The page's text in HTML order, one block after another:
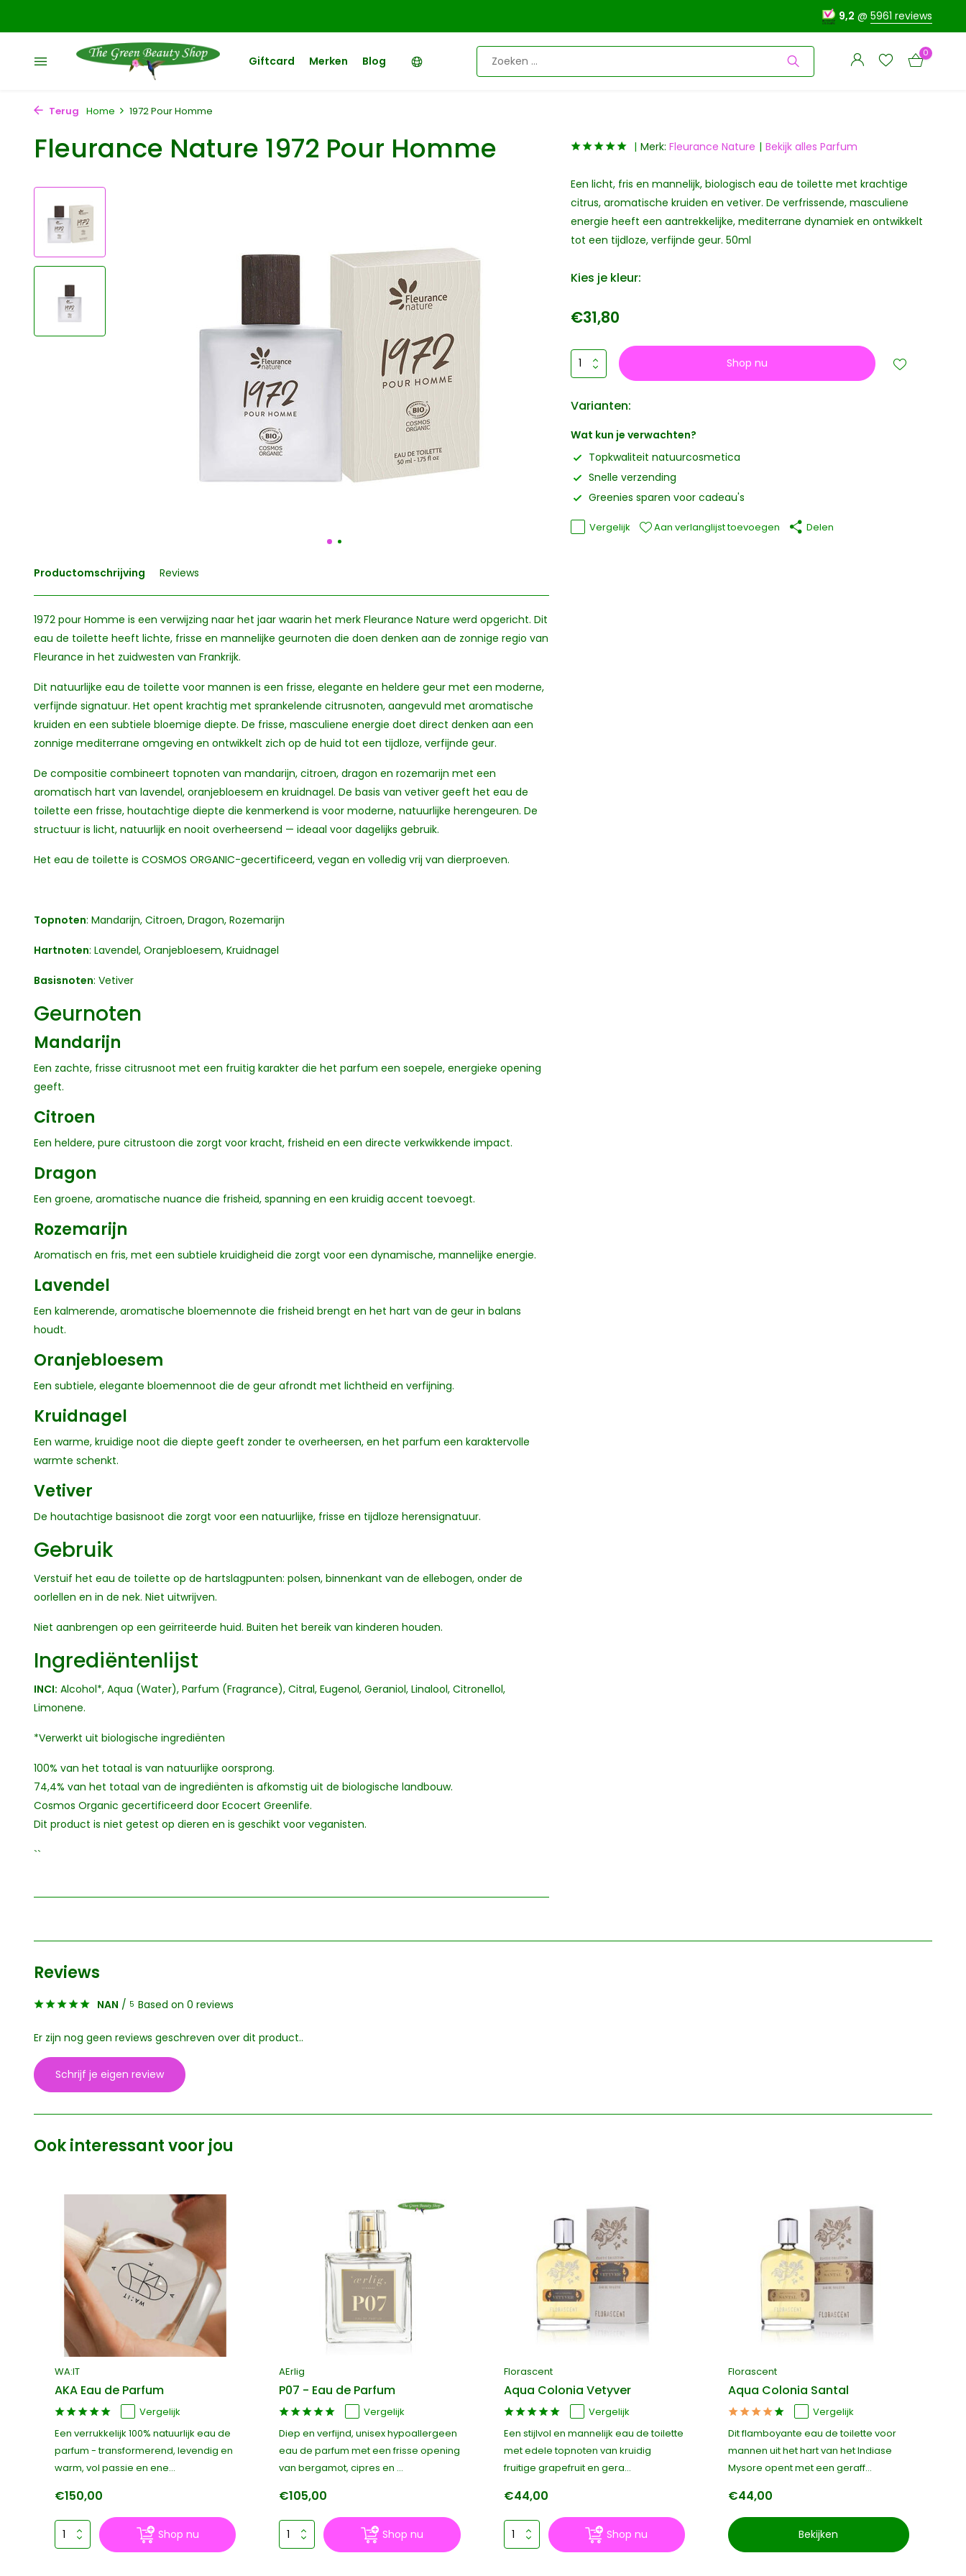
9,2 @ 5961 reviews
Giftcard Merken Blog
Account
aanmaken
Account
aanmaken
0
Terug Home 1972 Pour Homme
Fleurance Nature 1972 Pour Homme
Productomschrijving Reviews
1972 pour Homme is een verwijzing naar het jaar waarin het merk Fleurance Nature werd opgericht. Dit
eau de toilette heeft lichte, frisse en mannelijke geurnoten die doen denken aan de zonnige regio van
Fleurance in het zuidwesten van Frankrijk.
Dit natuurlijke eau de toilette voor mannen is een frisse, elegante en heldere geur met een moderne,
verfijnde signatuur. Het opent krachtig met sprankelende citrusnoten, aangevuld met aromatische
kruiden en een subtiele bloemige diepte. De frisse, masculiene energie doet direct denken aan een
zonnige mediterrane omgeving en ontwikkelt zich op de huid tot een tijdloze, verfijnde geur.
De compositie combineert topnoten van mandarijn, citroen, dragon en rozemarijn met een
aromatisch hart van lavendel, oranjebloesem en kruidnagel. De basis van vetiver geeft het eau de
toilette een frisse, houtachtige diepte die kenmerkend is voor moderne, natuurlijke herengeuren. De
structuur is licht, natuurlijk en nooit overheersend — ideaal voor dagelijks gebruik.
Het eau de toilette is COSMOS ORGANIC-gecertificeerd, vegan en volledig vrij van dierproeven.
Topnoten: Mandarijn, Citroen, Dragon, Rozemarijn
Hartnoten: Lavendel, Oranjebloesem, Kruidnagel
Basisnoten: Vetiver
Geurnoten
Mandarijn
Een zachte, frisse citrusnoot met een fruitig karakter die het parfum een soepele, energieke opening
geeft.
Citroen
Een heldere, pure citrustoon die zorgt voor kracht, frisheid en een directe verkwikkende impact.
Dragon
Een groene, aromatische nuance die frisheid, spanning en een kruidig accent toevoegt.
Rozemarijn
Aromatisch en fris, met een subtiele kruidigheid die zorgt voor een dynamische, mannelijke energie.
Lavendel
Een kalmerende, aromatische bloemennote die frisheid brengt en het hart van de geur in balans
houdt.
Oranjebloesem
Een subtiele, elegante bloemennoot die de geur afrondt met lichtheid en verfijning.
Kruidnagel
Een warme, kruidige noot die diepte geeft zonder te overheersen, en het parfum een karaktervolle
warmte schenkt.
Vetiver
De houtachtige basisnoot die zorgt voor een natuurlijke, frisse en tijdloze herensignatuur.
Gebruik
Verstuif het eau de toilette op de hartslagpunten: polsen, binnenkant van de ellebogen, onder de
oorlellen en in de nek. Niet uitwrijven.
Niet aanbrengen op een geïrriteerde huid. Buiten het bereik van kinderen houden.
Ingrediëntenlijst
INCI: Alcohol*, Aqua (Water), Parfum (Fragrance), Citral, Eugenol, Geraniol, Linalool, Citronellol,
Limonene.
*Verwerkt uit biologische ingrediënten
100% van het totaal is van natuurlijke oorsprong.
74,4% van het totaal van de ingrediënten is afkomstig uit de biologische landbouw.
Cosmos Organic gecertificeerd door Ecocert Greenlife.
Dit product is niet getest op dieren en is geschikt voor veganisten.
``
Merk: Fleurance Nature Bekijk alles Parfum
Een licht, fris en mannelijk, biologisch eau de toilette met krachtige
citrus, aromatische kruiden en vetiver. De verfrissende, masculiene
energie heeft een aantrekkelijke, mediterrane dynamiek en ontwikkelt
tot een tijdloze, verfijnde geur. 50ml
Kies je kleur:
€31,80
Shop nu
Varianten:
Wat kun je verwachten?
Topkwaliteit natuurcosmetica
Snelle verzending
Greenies sparen voor cadeau's
Vergelijk Aan verlanglijst toevoegen Delen
Reviews
NAN / 5 Based on 0 reviews
Er zijn nog geen reviews geschreven over dit product..
Schrijf je eigen review
Ook interessant voor jou
WA:IT
AKA Eau de Parfum
Vergelijk
Een verrukkelijk 100% natuurlijk eau de
parfum - transformerend, levendig en
warm, vol passie en ene...
€150,00
Shop nu
AErlig
P07 - Eau de Parfum
Vergelijk
Diep en verfijnd, unisex hypoallergeen
eau de parfum met een frisse opening
van bergamot, cipres en ...
€105,00
Shop nu
Florascent
Aqua Colonia Vetyver
Vergelijk
Een stijlvol en mannelijk eau de toilette
met edele topnoten van kruidig
fruitige grapefruit en gera...
€44,00
Shop nu
Florascent
Aqua Colonia Santal
Vergelijk
Dit flamboyante eau de toilette voor
mannen uit het hart van het Indiase
Mysore opent met een geraff...
€44,00
Bekijken